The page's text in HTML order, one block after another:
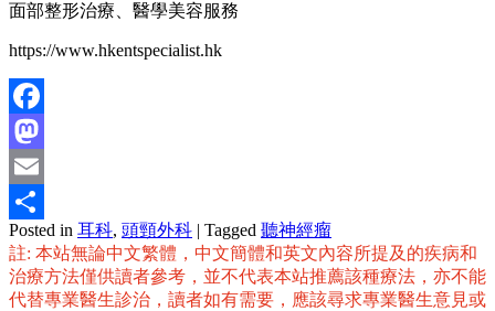
面部整形治療、醫學美容服務
https://www.hkentspecialist.hk
Facebook
Mastodon
Email
分
享
Posted in 耳科, 頭頸外科 | Tagged 聽神經瘤
註: 本站無論中文繁體，中文簡體和英文內容所提及的疾病和
治療方法僅供讀者參考，並不代表本站推薦該種療法，亦不能
代替專業醫生診治，讀者如有需要，應該尋求專業醫生意見或